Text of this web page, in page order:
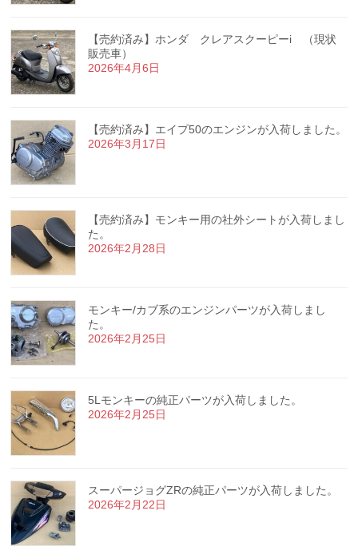
【売約済み】ホンダ クレアスクーピーi （現状
販売車）
2026年4月6日
【売約済み】エイプ50のエンジンが入荷しました。
2026年3月17日
【売約済み】モンキー用の社外シートが入荷しまし
た。
2026年2月28日
モンキー/カブ系のエンジンパーツが入荷しまし
た。
2026年2月25日
5Lモンキーの純正パーツが入荷しました。
2026年2月25日
スーパージョグZRの純正パーツが入荷しました。
2026年2月22日